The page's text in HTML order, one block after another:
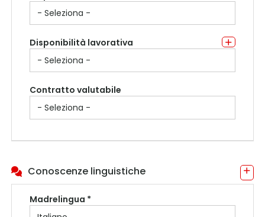
Disponibilità lavorativa
Contratto valutabile
Conoscenze linguistiche
Madrelingua *